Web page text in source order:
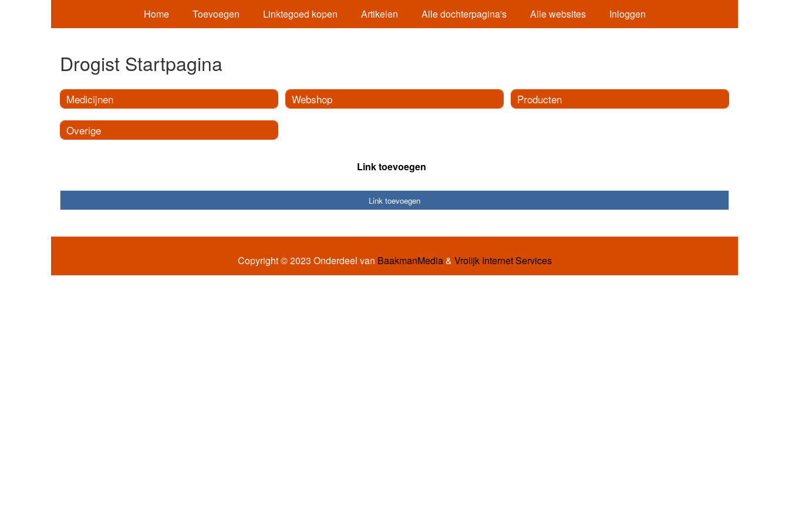
Home Toevoegen Linktegoed kopen Artikelen Alle dochterpagina's Alle websites Inloggen
Drogist Startpagina
Medicijnen
Overige
Webshop Producten
Link toevoegen
Link toevoegen
Copyright © 2023 Onderdeel van BaakmanMedia& Vrolijk Internet Services